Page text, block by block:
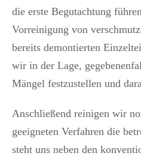
die erste Begutachtung
Vorreinigung von
bereits demontierten
wir in der Lage,
Mängel festzustellen und
Anschließend reinigen wir
geeigneten Verfahren die
steht uns neben den